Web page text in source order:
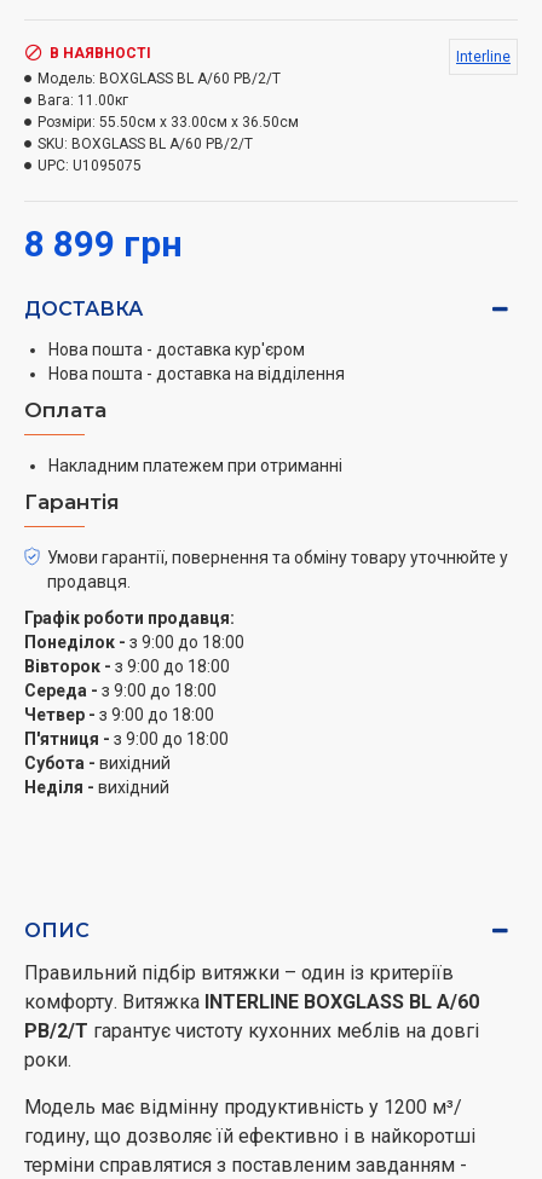
терміни справлятися з поставленим завданням -
очищенням повітря від випарів, гару, неприємних
запахів, які утворюються в процесі приготування їжі.
Її режими роботи – відведення та рециркуляція
Модель маєалюмінієвий жировий фільтр
розташуванням плетінням.
Він ефективно захистить двигун від жиру та випарів,
магнітного доступу до фільтра забезпечує більш
високу надійність кріплення, а також значно
полегшує догляд за витяжкою.
Ви можете використовувати цю витяжку як
яскравого світла на кухні.
Елегантний дизайн та можливість вбудувати витяжку
у шафу суттєво економить місце та зберігає
зовнішню естетику кухні.
8 899 грн
В НАЯВНОСТІ
Модель: BOXGLASS BL A/60 PB/2/T
Вага: 11.00кг
Розміри: 55.50см x 33.00см x 36.50см
SKU: BOXGLASS BL A/60 PB/2/T
UPC: U1095075
Interline
ДОСТАВКА
Нова пошта - доставка кур'єром
Нова пошта - доставка на відділення
Оплата
Накладним платежем при отриманні
Гарантія
Умови гарантії, повернення та обміну товару уточнюйте у
продавця.
Графік роботи продавця:
Понеділок - з 9:00 до 18:00
Вівторок - з 9:00 до 18:00
Середа - з 9:00 до 18:00
Четвер - з 9:00 до 18:00
П'ятниця - з 9:00 до 18:00
Субота - вихідний
Неділя - вихідний
ОПИС
Правильний підбір витяжки – один із критеріїв
комфорту. Витяжка INTERLINE BOXGLASS BL A/60
PB/2/T гарантує чистоту кухонних меблів на довгі
роки.
Модель має відмінну продуктивність у 1200 м³/
годину, що дозволяє їй ефективно і в найкоротші
терміни справлятися з поставленим завданням -